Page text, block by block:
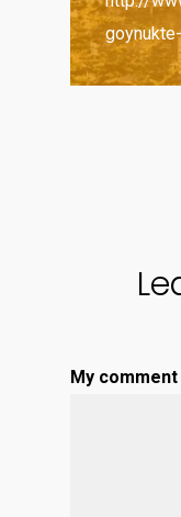
My comment